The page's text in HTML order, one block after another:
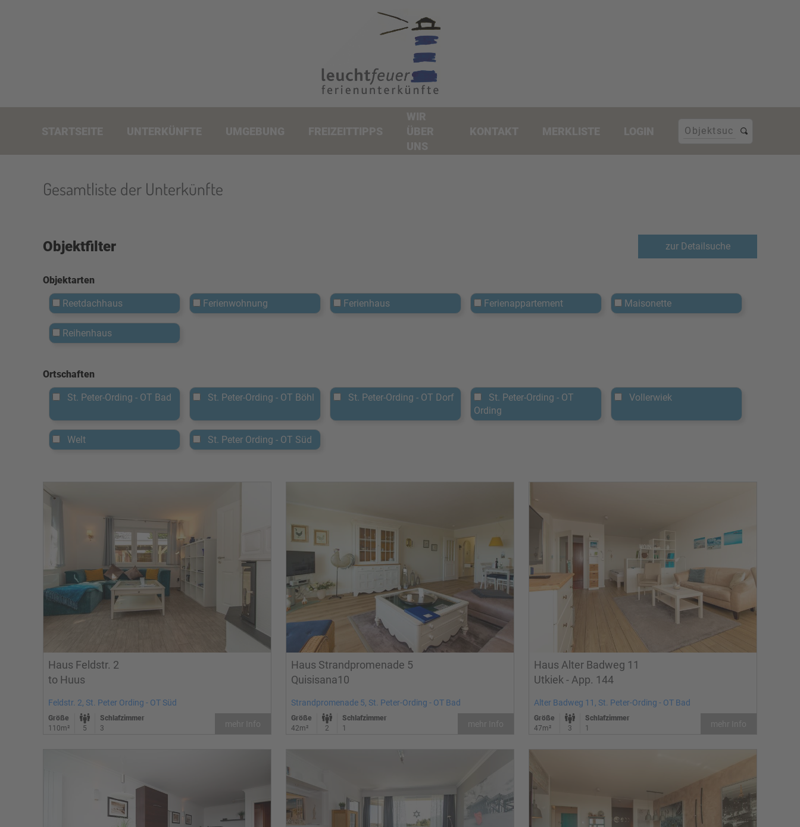
Gesamtliste der Unterkünfte
Objektfilter zur Detailsuche
Objektarten
Reetdachhaus Ferienwohnung Ferienhaus Ferienappartement Maisonette
Reihenhaus
Ortschaften
St. Peter-Ording - OT Bad St. Peter-Ording - OT Böhl St. Peter-Ording - OT Dorf
St. Peter-Ording - OT
Ording
Vollerwiek
Welt St. Peter Ording - OT Süd
Haus Feldstr. 2
to Huus
Feldstr. 2, St. Peter Ording - OT Süd
Größe
110m²
5
Schlafzimmer
3
Haus Strandpromenade 5
Quisisana10
Strandpromenade 5, St. Peter-Ording - OT Bad
Größe
42m²
2
Schlafzimmer
1
Haus Alter Badweg 11
Utkiek - App. 144
Alter Badweg 11, St. Peter-Ording - OT Bad
Größe
47m²
3
Schlafzimmer
1